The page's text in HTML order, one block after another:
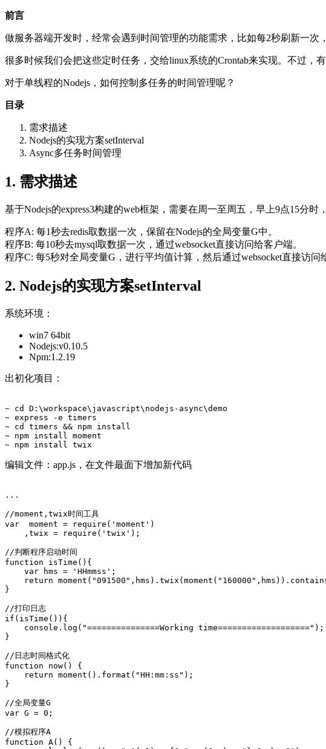
前言
做服务器端开发时，经常会遇到时间管理的功能需求，比如每2秒刷新一次
很多时候我们会把这些定时任务，交给linux系统的Crontab来实现。不过，
对于单线程的Nodejs，如何控制多任务的时间管理呢？
目录
需求描述
Nodejs的实现方案setInterval
Async多任务时间管理
1. 需求描述
基于Nodejs的express3构建的web框架，需要在周一至周五，早上9点15分
程序A: 每1秒去redis取数据一次，保留在Nodejs的全局变量G中。
程序B: 每10秒去mysql取数据一次，通过websocket直接访问给客户端。
程序C: 每5秒对全局变量G，进行平均值计算，然后通过websocket直接访问
2. Nodejs的实现方案setInterval
系统环境：
win7 64bit
Nodejs:v0.10.5
Npm:1.2.19
出初化项目：
~ cd D:\workspace\javascript\nodejs-async\demo
~ express -e timers
~ cd timers && npm install
~ npm install moment
编辑文件：app.js，在文件最面下增加新代码
...
//moment,twix时间工具
var  moment = require('moment')
    ,twix = require('twix');
//判断程序启动时间
function isTime(){
    var hms = 'HHmmss';
return
}
//打印日志
if(isTime()){
    console.log("===============Working time===================");
}
//日志时间格式化
function now() {
    return moment().format("HH:mm:ss");
}
//全局变量G
var G = 0;
//模拟程序A
function A() {